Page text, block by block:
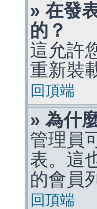
» 在發
的？
這允許
重新裝
回頂端
» 為什
管理員
表。這
的會員
回頂端